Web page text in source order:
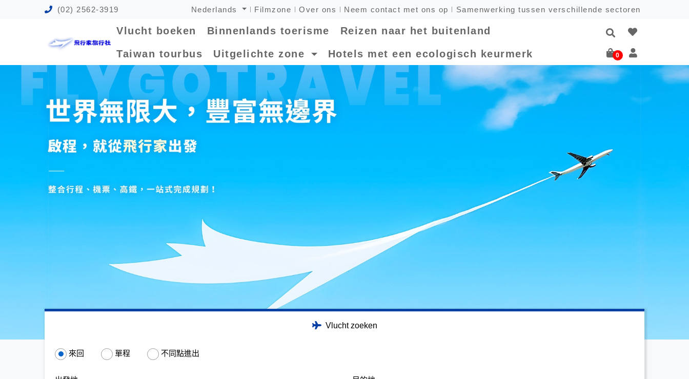
(02) 2562-3919 Nederlands Filmzone Over ons Neem contact met ons op Samenwerking tussen verschillende sectoren
Vlucht boeken Binnenlands toerisme Reizen naar het buitenland
Taiwan tourbus Uitgelichte zone Hotels met een ecologisch keurmerk 0
Vlucht zoeken